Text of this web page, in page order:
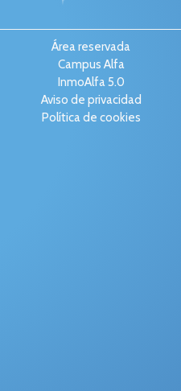
Área reservada
Campus Alfa
InmoAlfa 5.0
Aviso de privacidad
Política de cookies